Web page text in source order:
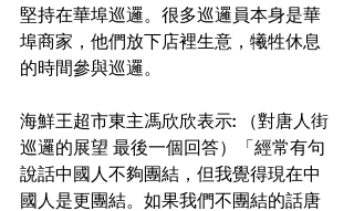
堅持在華埠巡邏。很多巡邏員本身是華
埠商家，他們放下店裡生意，犧牲休息
的時間參與巡邏。
海鮮王超市東主馮欣欣表示: （對唐人街
巡邏的展望 最後一個回答）「經常有句
說話中國人不夠團結，但我覺得現在中
國人是更團結。如果我們不團結的話唐